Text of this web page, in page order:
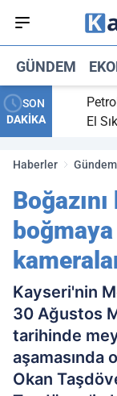
GÜNDEM
SON
DAKİKA
Petrol
El
Haberler Gündem
Kayseri'nin
30 Ağustos
tarihinde
aşamasında
Okan